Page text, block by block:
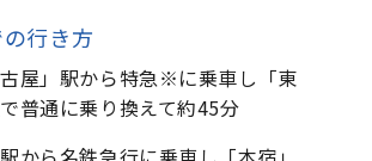
行き方
古屋」駅から特急※に乗車し「東
普通に乗り換えて約45分